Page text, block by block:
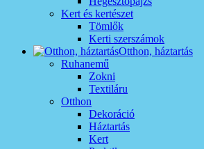
Kert és kertészet
Tömlők
Kerti szerszámok
Otthon, háztartás
Ruhanemű
Zokni
Textiláru
Otthon
Dekoráció
Háztartás
Kert